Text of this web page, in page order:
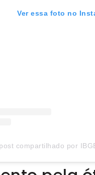
Ver essa foto no
compartilhado por